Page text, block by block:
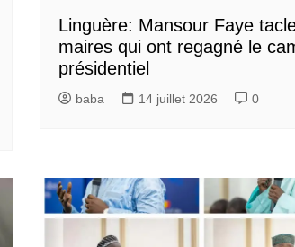
Linguère: Mansour Faye
maires qui ont regagné le
présidentiel
baba 14 juillet 2026 0